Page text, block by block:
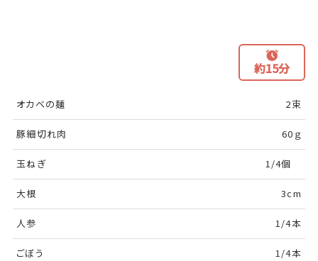
約15分
オカベの麺 2束
豚細切れ肉 60ｇ
玉ねぎ 1/4個
大根 3cm
人参 1/4本
ごぼう 1/4本